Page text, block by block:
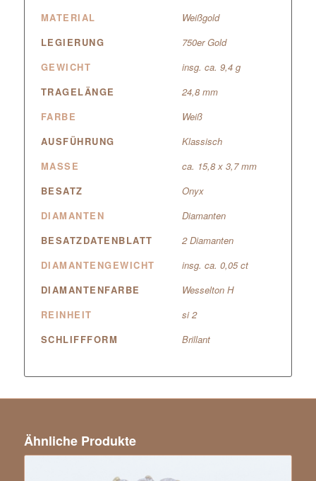
MATERIAL
Weißgold
LEGIERUNG
750er Gold
GEWICHT
insg. ca. 9,4 g
TRAGELÄNGE
24,8 mm
FARBE
Weiß
AUSFÜHRUNG
Klassisch
MASSE
ca. 15,8 x 3,7 mm
BESATZ
Onyx
DIAMANTEN
Diamanten
BESATZDATENBLATT
2 Diamanten
DIAMANTENGEWICHT
insg. ca. 0,05 ct
DIAMANTENFARBE
Wesselton H
REINHEIT
si 2
SCHLIFFFORM
Brillant
Ähnliche Produkte